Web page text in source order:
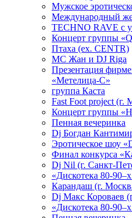
Мужское
Международный
TECHNO RAVE с
Концерт группы
Птаха (ex. CENTR)
МС Жан и DJ Riga
Презентация
«Метелица-С»
группа Каста
Fast Foot project (г.
Концерт группы
Пенная вечеринка
Dj Богдан
Эротическое шоу
Финал конкурса
Dj Nil (г. Санкт-
«Дискотека 80-90–х
Карандаш (г.
Dj Макс Короваев
«Дискотека 80-90–х